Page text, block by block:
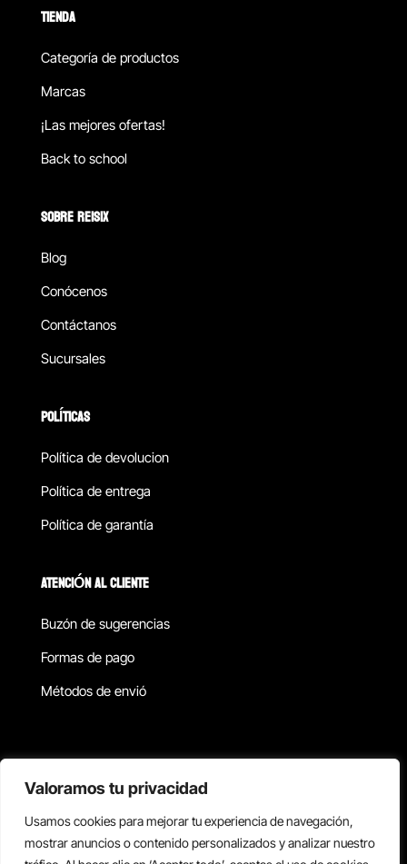
Valoramos tu privacidad
Usamos cookies para mejorar tu experiencia de navegación,
mostrar anuncios o contenido personalizados y analizar nuestro
TIENDA
Categoría de productos
Marcas
¡Las mejores ofertas!
Back to school
SOBRE REISIX
Blog
Conócenos
Contáctanos
Sucursales
POLÍTICAS
Política de devolucion
Política de entrega
Política de garantía
ATENCIÓN AL CLIENTE
Buzón de sugerencias
Formas de pago
Métodos de envió
Copyright © 2026 Reisix. Todos los derechos reservados.